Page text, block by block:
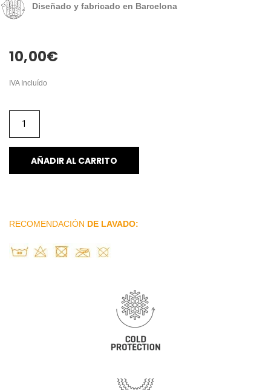
Diseñado y fabricado en Barcelona
10,00€
IVA Incluído
AÑADIR AL CARRITO
RECOMENDACIÓN DE LAVADO: